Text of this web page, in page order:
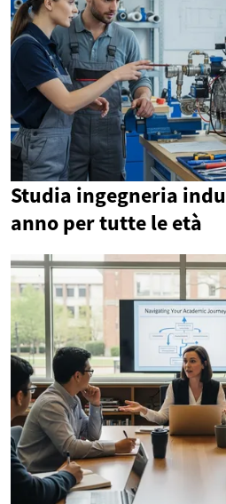
Studia ingegneria
anno per tutte le età